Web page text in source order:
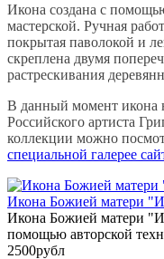
Икона создана с
мастерской. Ручная
покрытая паволокой и
скреплена двумя
растрескивания
В данный момент икона
Российского артиста
коллекции можно
специальной галерее
Икона Божией матери
Икона Божией матери
помощью авторской
2500рубл